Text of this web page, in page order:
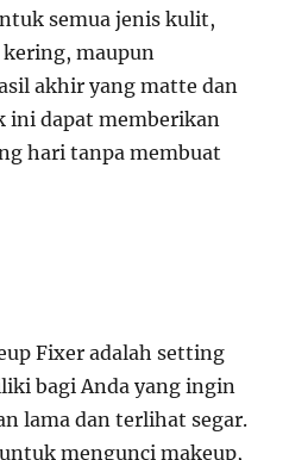
semua jenis kulit,
maupun
akhir yang matte dan
ini dapat memberikan
hari tanpa membuat
Fixer adalah setting
bagi Anda yang ingin
lama dan terlihat segar.
mengunci makeup,